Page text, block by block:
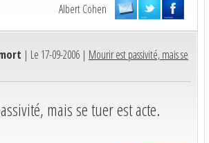
Albert Cohen
| Le 17-09-2006 | Mourir est passivité, mais se
mais se tuer est acte.